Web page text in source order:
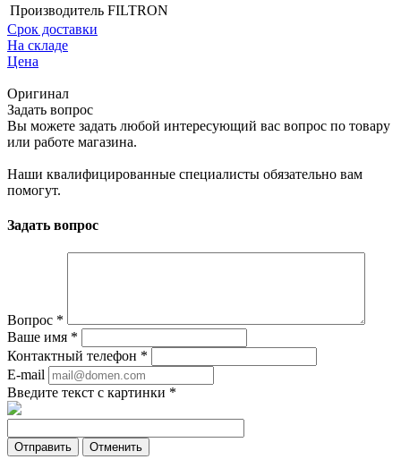
Производитель FILTRON
Срок доставки
На складе
Цена
Оригинал
Задать вопрос
Вы можете задать любой интересующий вас вопрос по товару
или работе магазина.
Наши квалифицированные специалисты обязательно вам
помогут.
Задать вопрос
Вопрос *
Ваше имя *
Контактный телефон *
E-mail
Введите текст с картинки *
Отменить